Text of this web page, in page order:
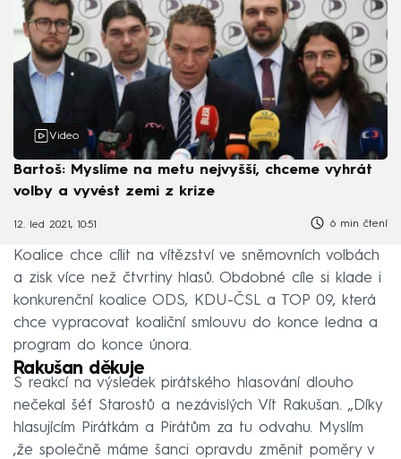
Video
Bartoš: Myslíme na metu nejvyšší, chceme vyhrát
volby a vyvést zemi z krize
12. led 2021, 10:51 6 min čtení
Koalice chce cílit na vítězství ve sněmovních volbách
a zisk více než čtvrtiny hlasů. Obdobné cíle si klade i
konkurenční koalice ODS, KDU-ČSL a TOP 09, která
chce vypracovat koaliční smlouvu do konce ledna a
program do konce února.
Rakušan děkuje
S reakcí na výsledek pirátského hlasování dlouho
nečekal šéf Starostů a nezávislých Vít Rakušan. „Díky
hlasujícím Pirátkám a Pirátům za tu odvahu. Myslím
,že společně máme šanci opravdu změnit poměry v